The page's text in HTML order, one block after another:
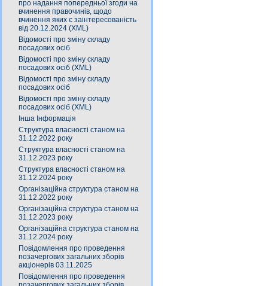
про надання попередньої згоди на
вчинення правочинів, щодо
вчинення яких є заінтересованість
від 20.12.2024 (XML)
Відомості про зміну складу
посадових осіб
Відомості про зміну складу
посадових осіб (XML)
Відомості про зміну складу
посадових осіб
Відомості про зміну складу
посадових осіб (XML)
Інша Інформація
Структура власності станом на
31.12.2022 року
Структура власності станом на
31.12.2023 року
Структура власності станом на
31.12.2024 року
Організаційна структура станом на
31.12.2022 року
Організаційна структура станом на
31.12.2023 року
Організаційна структура станом на
31.12.2024 року
Повідомлення про проведення
позачергових загальних зборів
акціонерів 03.11.2025
Повідомлення про проведення